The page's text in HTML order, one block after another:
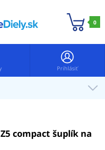
0
Prihlásiť
compact šuplík na